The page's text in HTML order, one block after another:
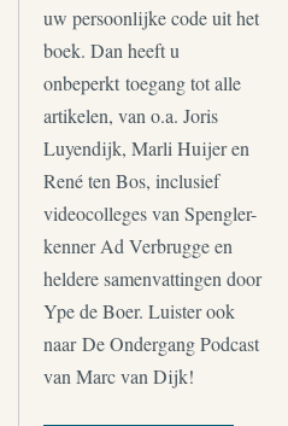
uw persoonlijke code uit het
boek. Dan heeft u
onbeperkt toegang tot alle
artikelen, van o.a. Joris
Luyendijk, Marli Huijer en
René ten Bos, inclusief
videocolleges van Spengler-
kenner Ad Verbrugge en
heldere samenvattingen door
Ype de Boer. Luister ook
naar De Ondergang Podcast
van Marc van Dijk!